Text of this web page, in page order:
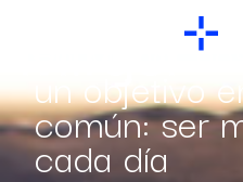
En Mirgor
un objetivo
común: ser
cada día